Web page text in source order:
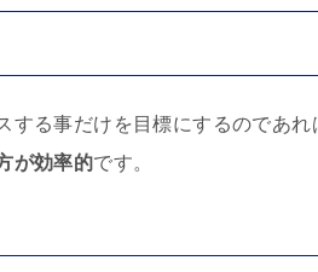
する事だけを目標にするのであ
が効率的です。